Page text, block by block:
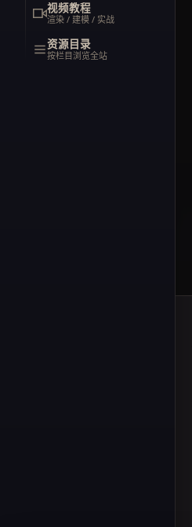
视频教程
渲染 / 建模 / 实战
资源目录
按栏目浏览全站